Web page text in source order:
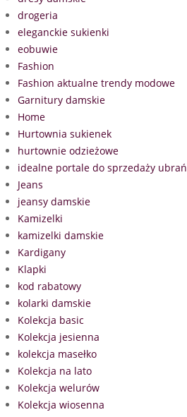
drogeria
eleganckie sukienki
eobuwie
Fashion
Fashion aktualne trendy modowe
Garnitury damskie
Home
Hurtownia sukienek
hurtownie odzieżowe
idealne portale do sprzedaży ubrań
Jeans
jeansy damskie
Kamizelki
kamizelki damskie
Kardigany
Klapki
kod rabatowy
kolarki damskie
Kolekcja basic
Kolekcja jesienna
kolekcja masełko
Kolekcja na lato
Kolekcja welurów
Kolekcja wiosenna